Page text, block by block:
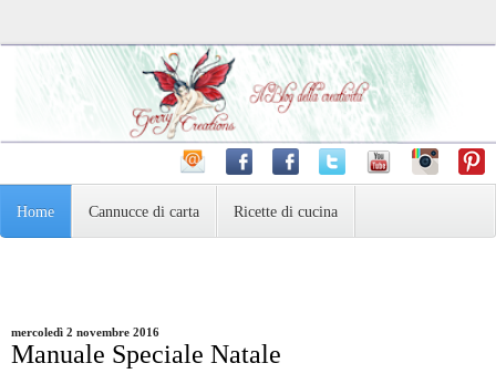
Home Cannucce di carta Ricette di cucina
mercoledì 2 novembre 2016
Manuale Speciale Natale